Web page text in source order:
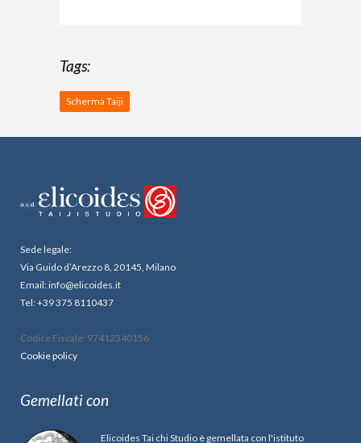
Tags:
Scherma Taiji
Sede legale:
Via Guido d’Arezzo 8, 20145, Milano
Email: info@elicoides.it
Tel: +39 375 8110437
Codice Fiscale: 97412340156
Cookie policy
Gemellati con
Elicoides Tai chi Studio è gemellata con l'istituto